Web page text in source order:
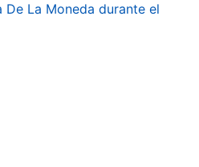
La Moneda durante el